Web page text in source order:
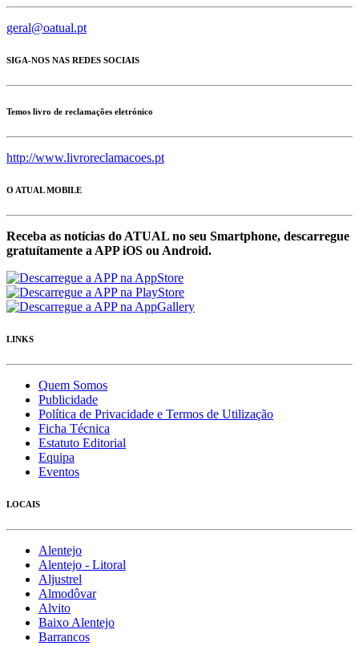
geral@oatual.pt
SIGA-NOS NAS REDES SOCIAIS
Temos livro de reclamações eletrónico
http://www.livroreclamacoes.pt
O ATUAL MOBILE
Receba as notícias do ATUAL no seu Smartphone, descarregue
gratuítamente a APP iOS ou Android.
LINKS
Quem Somos
Publicidade
Política de Privacidade e Termos de Utilização
Ficha Técnica
Estatuto Editorial
Equipa
Eventos
LOCAIS
Alentejo
Alentejo - Litoral
Aljustrel
Almodôvar
Alvito
Baixo Alentejo
Barrancos